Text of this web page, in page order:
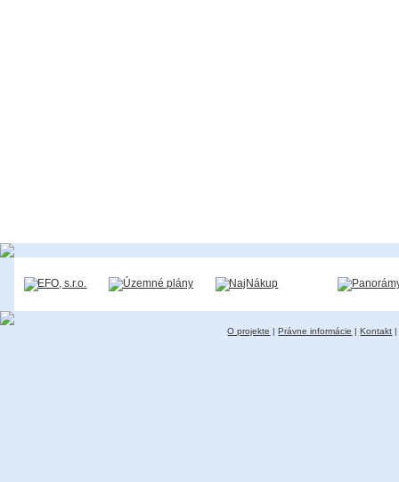
O projekte |Právne informácie |Kontakt